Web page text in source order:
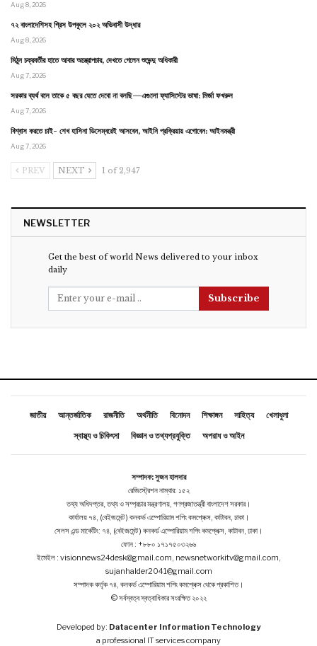
Aug 8, 2026
৭২ বাংলাদেশিসহ গ্রিস উপকূলে ২০২ অভিবাসী উদ্ধার
Aug 8, 2026
মিঠুন চক্রবর্তীর হাতে আবার অস্ত্রোপচার, দেখতে গেলেন শুভেন্দু অধিকারী
Aug 7, 2026
সরকার ব্যর্থ বলে তাকে ৫ বছর যেতে দেবো না বলছি—এগুলো ফ্যাসিস্টের ভাষা: মির্জা ফখরুল
Aug 7, 2026
বিশ্বাস করতে চাই- শেখ হাসিনা ডিসেম্বরেই আসবেন, আইনি প্রক্রিয়ায় এগোবেন: আইনমন্ত্রী
Aug 7, 2026
PREV NEXT 1 of 2,947
NEWSLETTER
Get the best of world News delivered to your inbox
daily
Subscribe
জাতীয় আন্তর্জাতিক রাজনীতি অর্থনীতি বিনোদন শিক্ষাঙ্গন সাহিত্য
খেলাধুলা
স্বাস্থ্য ও চিকিৎসা
বিজ্ঞান ও তথ্যপ্রযুক্তি অপরাধ ও আইন
সম্পাদক: সুজন হালদার
রেজিস্ট্রেশন নাম্বার: ১৫২
তথ্য অধিদপ্তর, তথ্য ও সম্প্রচার মন্ত্রণালয়, গণপ্রজাতন্ত্রী বাংলাদেশ সরকার।
কার্যালয় ৭৪, (বেইজমেন্ট ) কনকর্ড এম্পোরিয়াম শপিং কমপ্লেক্স, কাটাবন, ঢাকা।
সেলস এন্ড মার্কেটিং: ৭৪, (বেইজমেন্ট ) কনকর্ড এম্পোরিয়াম শপিং কমপ্লেক্স, কাটাবন, ঢাকা।
ফোন : +৮৮০ ১৭১৭৫০৩২৬৬
ইমেইল : visionnews24desk@gmail.com, newsnetworkitv@gmail.com,
sujanhalder2041@gmail.com
সম্পাদক কর্তৃক ৭৪, কনকর্ড এম্পোরিয়াম শপিং কমপ্লেক্স থেকে প্রকাশিত।
© সর্বস্বত্ব স্বত্বাধিকার সংরক্ষিত ২০২২
Developed by: Datacenter Information Technology
a professional IT services company